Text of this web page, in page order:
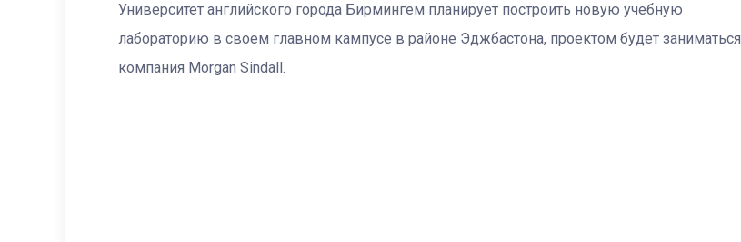
Университет английского города Бирмингем планирует построить новую учебную
лабораторию в своем главном кампусе в районе Эджбастона, проектом будет заниматься
компания Morgan Sindall.